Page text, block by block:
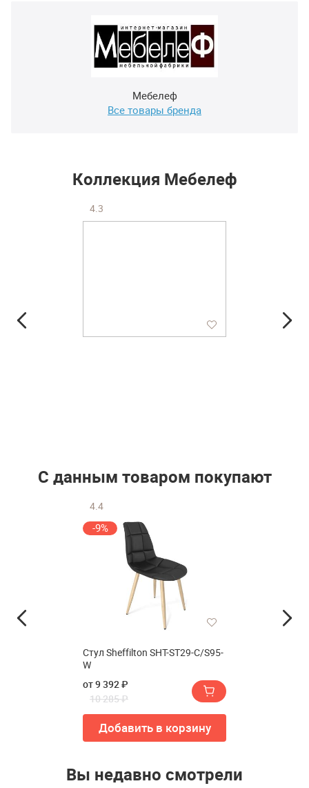
Мебелеф
Все товары бренда
Коллекция Мебелеф
4.3
С данным товаром покупают
4.4
-9%
Стул Sheffilton SHT-ST29-C/S95-
W
от 9 392 ₽
10 285 ₽
Добавить в корзину
Вы недавно смотрели